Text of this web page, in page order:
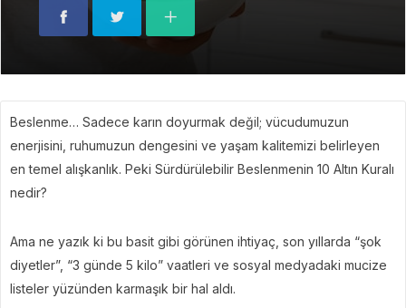
Beslenme… Sadece karın doyurmak değil; vücudumuzun
enerjisini, ruhumuzun dengesini ve yaşam kalitemizi belirleyen
en temel alışkanlık. Peki Sürdürülebilir Beslenmenin 10 Altın Kuralı
nedir?
Ama ne yazık ki bu basit gibi görünen ihtiyaç, son yıllarda “şok
diyetler”, “3 günde 5 kilo” vaatleri ve sosyal medyadaki mucize
listeler yüzünden karmaşık bir hal aldı.